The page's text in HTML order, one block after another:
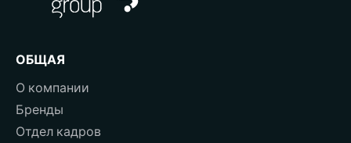
ОБЩАЯ
О компании
Бренды
Отдел кадров